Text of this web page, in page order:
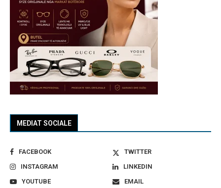
MEDIAT SOCIALE
FACEBOOK
TWITTER
INSTAGRAM
LINKEDIN
YOUTUBE
EMAIL